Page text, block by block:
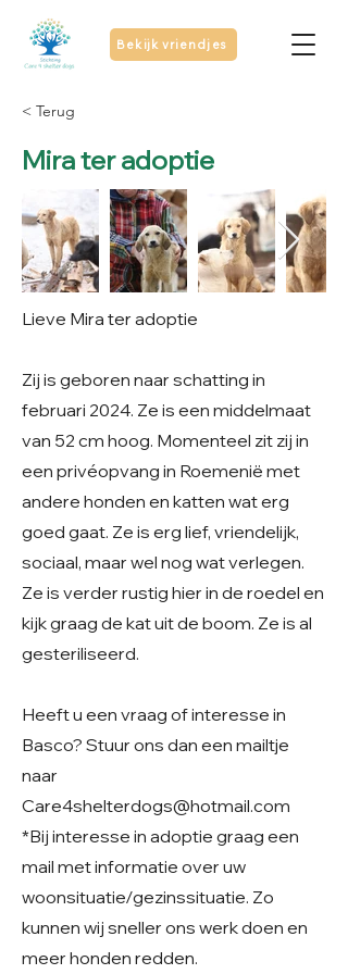
Bekijk vriendjes
< Terug
Mira ter adoptie
Lieve Mira ter adoptie
Zij is geboren naar schatting in
februari 2024. Ze is een middelmaat
van 52 cm hoog. Momenteel zit zij in
een privéopvang in Roemenië met
andere honden en katten wat erg
goed gaat. Ze is erg lief, vriendelijk,
sociaal, maar wel nog wat verlegen.
Ze is verder rustig hier in de roedel en
kijk graag de kat uit de boom. Ze is al
gesteriliseerd.
Heeft u een vraag of interesse in
Basco? Stuur ons dan een mailtje
naar
Care4shelterdogs@hotmail.com
*Bij interesse in adoptie graag een
mail met informatie over uw
woonsituatie/gezinssituatie. Zo
kunnen wij sneller ons werk doen en
meer honden redden.